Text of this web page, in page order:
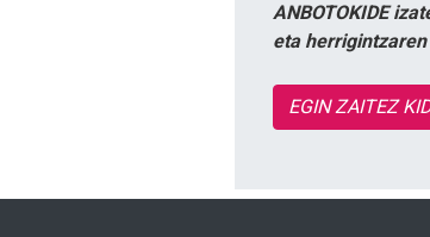
ANBOTOKIDE
eta
EGIN ZAITEZ